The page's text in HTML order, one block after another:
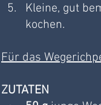
Kleine, gut
kochen.
Für das
ZUTATEN